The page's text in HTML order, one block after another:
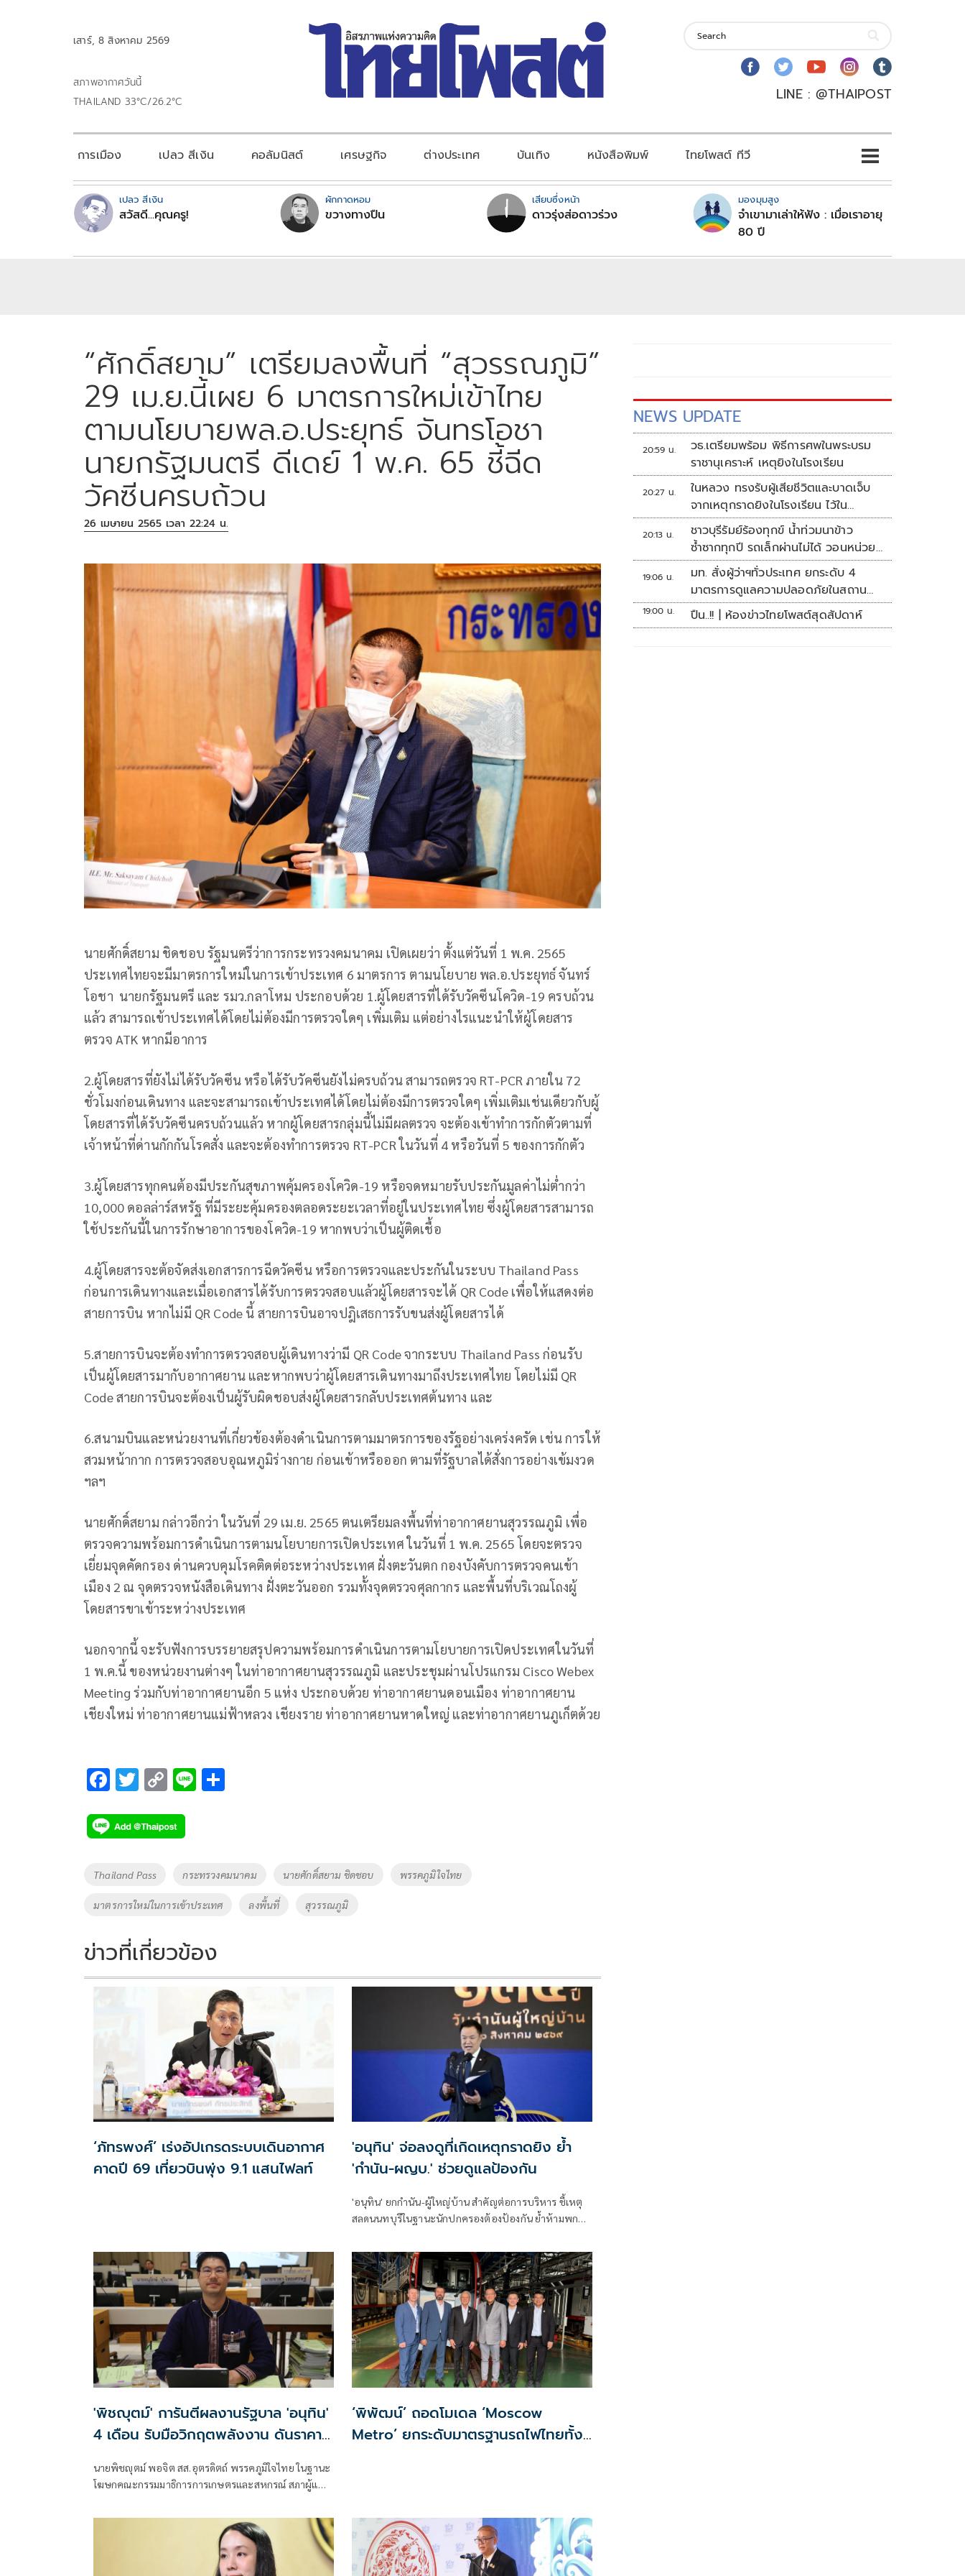
เสาร์, 8 สิงหาคม 2569
สภาพอากาศวันนี้
THAILAND 33°C/26.2°C
LINE : @THAIPOST
การเมือง เปลว สีเงิน คอลัมนิสต์ เศรษฐกิจ ต่างประเทศ บันเทิง หนังสือพิมพ์ ไทยโพสต์ ทีวี
เปลว สีเงิน
สวัสดี...คุณครู!
ผักกาดหอม
ขวางทางปืน
เสียบซึ่งหน้า
ดาวรุ่งส่อดาวร่วง
มองมุมสูง
จำเขามาเล่าให้ฟัง : เมื่อเราอายุ
80 ปี
“ศักดิ์สยาม” เตรียมลงพื้นที่ “สุวรรณภูมิ”
29 เม.ย.นี้เผย 6 มาตรการใหม่เข้าไทย
ตามนโยบายพล.อ.ประยุทธ์ จันทรโอชา
นายกรัฐมนตรี ดีเดย์ 1 พ.ค. 65 ชี้ฉีด
วัคซีนครบถ้วน
26 เมษายน 2565 เวลา 22:24 น.
นายศักดิ์สยาม ชิดชอบ รัฐมนตรีว่าการกระทรวงคมนาคม เปิดเผยว่า ตั้งแต่วันที่ 1 พ.ค. 2565
ประเทศไทยจะมีมาตรการใหม่ในการเข้าประเทศ 6 มาตรการ ตามนโยบาย พล.อ.ประยุทธ์ จันทร์
โอชา นายกรัฐมนตรี และ รมว.กลาโหม ประกอบด้วย 1.ผู้โดยสารที่ได้รับวัคซีนโควิด-19 ครบถ้วน
แล้ว สามารถเข้าประเทศได้โดยไม่ต้องมีการตรวจใดๆ เพิ่มเติม แต่อย่างไรแนะนำให้ผู้โดยสาร
ตรวจ ATK หากมีอาการ
2.ผู้โดยสารที่ยังไม่ได้รับวัคซีน หรือได้รับวัคซีนยังไม่ครบถ้วน สามารถตรวจ RT-PCR ภายใน 72
ชั่วโมงก่อนเดินทาง และจะสามารถเข้าประเทศได้โดยไม่ต้องมีการตรวจใดๆ เพิ่มเติมเช่นเดียวกับผู้
โดยสารที่ได้รับวัคซีนครบถ้วนแล้ว หากผู้โดยสารกลุ่มนี้ไม่มีผลตรวจ จะต้องเข้าทำการกักตัวตามที่
เจ้าหน้าที่ด่านกักกันโรคสั่ง และจะต้องทำการตรวจ RT-PCR ในวันที่ 4 หรือวันที่ 5 ของการกักตัว
3.ผู้โดยสารทุกคนต้องมีประกันสุขภาพคุ้มครองโควิด-19 หรือจดหมายรับประกันมูลค่าไม่ต่ำกว่า
10,000 ดอลล่าร์สหรัฐ ที่มีระยะคุ้มครองตลอดระยะเวลาที่อยู่ในประเทศไทย ซึ่งผู้โดยสารสามารถ
ใช้ประกันนี้ในการรักษาอาการของโควิด-19 หากพบว่าเป็นผู้ติดเชื้อ
4.ผู้โดยสารจะต้อจัดส่งเอกสารการฉีดวัคซีน หรือการตรวจและประกันในระบบ Thailand Pass
ก่อนการเดินทางและเมื่อเอกสารได้รับการตรวจสอบแล้วผู้โดยสารจะได้ QR Code เพื่อให้แสดงต่อ
สายการบิน หากไม่มี QR Code นี้ สายการบินอาจปฎิเสธการรับขนส่งผู้โดยสารได้
5.สายการบินจะต้องทำการตรวจสอบผู้เดินทางว่ามี QR Code จากระบบ Thailand Pass ก่อนรับ
เป็นผู้โดยสารมากับอากาศยาน และหากพบว่าผู้โดยสารเดินทางมาถึงประเทศไทย โดยไม่มี QR
Code สายการบินจะต้องเป็นผู้รับผิดชอบส่งผู้โดยสารกลับประเทศต้นทาง และ
6.สนามบินและหน่วยงานที่เกี่ยวข้องต้องดำเนินการตามมาตรการของรัฐอย่างเคร่งครัด เช่น การให้
สวมหน้ากาก การตรวจสอบอุณหภูมิร่างกาย ก่อนเข้าหรือออก ตามที่รัฐบาลได้สั่งการอย่างเข้มงวด
ฯลฯ
นายศักดิ์สยาม กล่าวอีกว่า ในวันที่ 29 เม.ย. 2565 ตนเตรียมลงพื้นที่ท่าอากาศยานสุวรรณภูมิ เพื่อ
ตรวจความพร้อมการดำเนินการตามนโยบายการเปิดประเทศ ในวันที่ 1 พ.ค. 2565 โดยจะตรวจ
เยี่ยมจุดคัดกรอง ด่านควบคุมโรคติดต่อระหว่างประเทศ ฝั่งตะวันตก กองบังคับการตรวจคนเข้า
เมือง 2 ณ จุดตรวจหนังสือเดินทาง ฝั่งตะวันออก รวมทั้งจุดตรวจศุลกากร และพื้นที่บริเวณโถงผู้
โดยสารขาเข้าระหว่างประเทศ
นอกจากนี้ จะรับฟังการบรรยายสรุปความพร้อมการดำเนินการตามโยบายการเปิดประเทศในวันที่
1 พ.ค.นี้ ของหน่วยงานต่างๆ ในท่าอากาศยานสุวรรณภูมิ และประชุมผ่านโปรแกรม Cisco Webex
Meeting ร่วมกับท่าอากาศยานอีก 5 แห่ง ประกอบด้วย ท่าอากาศยานดอนเมือง ท่าอากาศยาน
เชียงใหม่ ท่าอากาศยานแม่ฟ้าหลวง เชียงราย ท่าอากาศยานหาดใหญ่ และท่าอากาศยานภูเก็ตด้วย
F
e
b
o
k
T
tt
er
C
p
y
Li
k
Li
Tags
Thailand Pass กระทรวงคมนาคม นายศักดิ์สยาม ชิดชอบ พรรคภูมิใจไทย
มาตรการใหม่ในการเข้าประเทศ ลงพื้นที่ สุวรรณภูมิ
ข่าวที่เกี่ยวข้อง
‘ภัทรพงศ์’ เร่งอัปเกรดระบบเดินอากาศ
คาดปี 69 เที่ยวบินพุ่ง 9.1 แสนไฟลท์
'อนุทิน' จ่อลงดูที่เกิดเหตุกราดยิง ย้ำ
'กำนัน-ผญบ.' ช่วยดูแลป้องกัน
'อนุทิน' ยกกำนัน-ผู้ใหญ่บ้าน สำคัญต่อการบริหาร ชี้เหตุ
สลดนนทบุรีในฐานะนักปกครองต้องป้องกัน ย้ำห้ามพกปืน
เตรียมรุดลงดูที่เกิดเหตุ
'พิชญุตม์' การันตีผลงานรัฐบาล 'อนุทิน'
4 เดือน รับมือวิกฤตพลังงาน ดันราคา
มาตรการช่วยลดต้นทุน-ขยายตลาดโลก
นายพิชญุตม์ พอจิต สส.อุตรดิตถ์ พรรคภูมิใจไทย ในฐานะ
โฆษกคณะกรรมมาธิการการเกษตรและสหกรณ์ สภาผู้แทน
รัฐบาลภายใต้การนำของนายอนุทิน ชาญวีรกูล นายก
รัฐมนตรี เข้าบริหารประเทศ 4 เดือน สามารถรับมือกับ
วิกฤตพลังงานและสงครามตะวันออกกลางได้ดี ส่งผลให้
ราคาสินค้าเกษตรหลักปรับตัวสูงขึ้น
‘พิพัฒน์’ ถอดโมเดล ‘Moscow
Metro’ ยกระดับมาตรฐานรถไฟไทยทั้ง
NEWS UPDATE
20:59 น.
วธ.เตรียมพร้อม พิธีการศพในพระบรม
ราชานุเคราะห์ เหตุยิงในโรงเรียน
20:27 น.
ในหลวง ทรงรับผู้เสียชีวิตและบาดเจ็บ
จากเหตุกราดยิงในโรงเรียน ไว้ใน
พระบรมราชานุเคราะห์
20:13 น.
ชาวบุรีรัมย์ร้องทุกข์ น้ำท่วมนาข้าว
ซ้ำซากทุกปี รถเล็กผ่านไม่ได้ วอนหน่วย
งานเร่งแก้ไข
19:06 น.
มท. สั่งผู้ว่าฯทั่วประเทศ ยกระดับ 4
มาตรการดูแลความปลอดภัยในสถาน
ศึกษา
19:00 น. ปืน..!! | ห้องข่าวไทยโพสต์สุดสัปดาห์